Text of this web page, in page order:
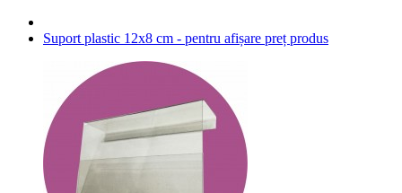
Suport plastic 12x8 cm - pentru afișare preț produs